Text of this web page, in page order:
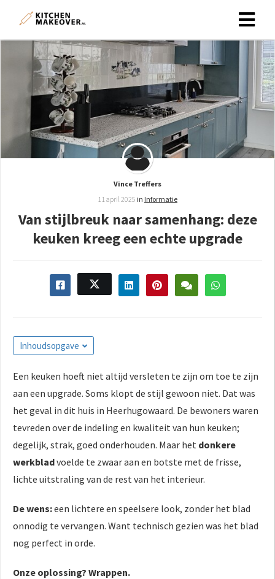
Vince Treffers
11 april 2025 in Informatie
Van stijlbreuk naar samenhang: deze
keuken kreeg een echte upgrade
Inhoudsopgave
Een keuken hoeft niet altijd versleten te zijn om toe te zijn
aan een upgrade. Soms klopt de stijl gewoon niet. Dat was
het geval in dit huis in Heerhugowaard. De bewoners waren
tevreden over de indeling en kwaliteit van hun keuken;
degelijk, strak, goed onderhouden. Maar het donkere
werkbladvoelde te zwaar aan en botste met de frisse,
lichte uitstraling van de rest van het interieur.
De wens:een lichtere en speelsere look, zonder het blad
onnodig te vervangen. Want technisch gezien was het blad
nog perfect in orde.
Onze oplossing? Wrappen.